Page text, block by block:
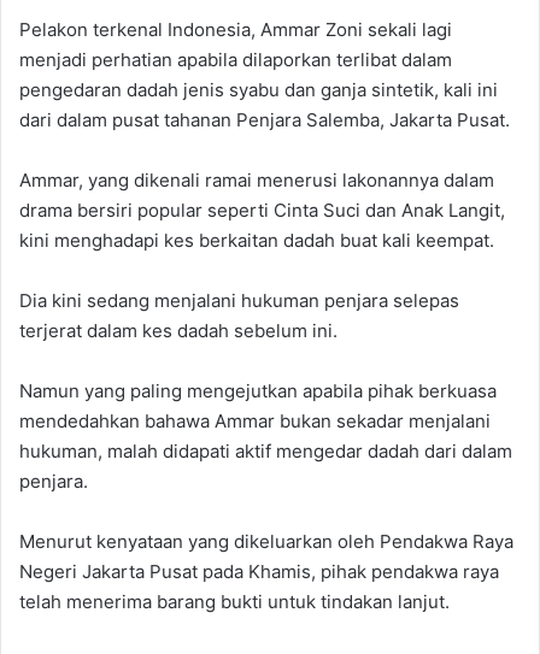
Pelakon terkenal Indonesia, Ammar Zoni sekali lagi
menjadi perhatian apabila dilaporkan terlibat dalam
pengedaran dadah jenis syabu dan ganja sintetik, kali ini
dari dalam pusat tahanan Penjara Salemba, Jakarta Pusat.
Ammar, yang dikenali ramai menerusi lakonannya dalam
drama bersiri popular seperti Cinta Suci dan Anak Langit,
kini menghadapi kes berkaitan dadah buat kali keempat.
Dia kini sedang menjalani hukuman penjara selepas
terjerat dalam kes dadah sebelum ini.
Namun yang paling mengejutkan apabila pihak berkuasa
mendedahkan bahawa Ammar bukan sekadar menjalani
hukuman, malah didapati aktif mengedar dadah dari dalam
penjara.
Menurut kenyataan yang dikeluarkan oleh Pendakwa Raya
Negeri Jakarta Pusat pada Khamis, pihak pendakwa raya
telah menerima barang bukti untuk tindakan lanjut.